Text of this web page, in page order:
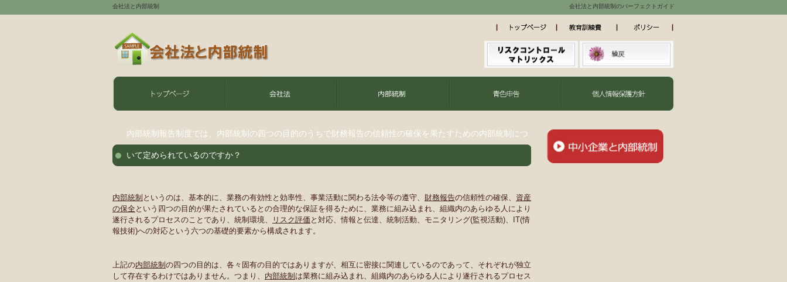
会社法と内部統制 会社法と内部統制のパーフェクトガイド
内部統制報告制度では、内部統制の四つの目的のうちで財務報告の信頼性の確保を果たすための内部統制につ
いて定められているのですか？
内部統制 というのは、基本的に、業務の有効性と効率性、事業活動に関わる法令等の遵守、 財務報告の信頼性の確保、 資産
の保全という四つの目的が果たされているとの合理的な保証を得るために、業務に組み込まれ、組織内のあらゆる人により
遂行されるプロセスのことであり、統制環境、
リスク評価 と対応、情報と伝達、統制活動、モニタリング(監視活動)、IT(情
報技術)への対応という六つの基礎的要素から構成されます。
上記の内部統制 の四つの目的は、各々固有の目的ではありますが、相互に密接に関連しているのであって、それぞれが独立
して存在するわけではありません。つまり、 内部統制 は業務に組み込まれ、組織内のあらゆる人により遂行されるプロセス